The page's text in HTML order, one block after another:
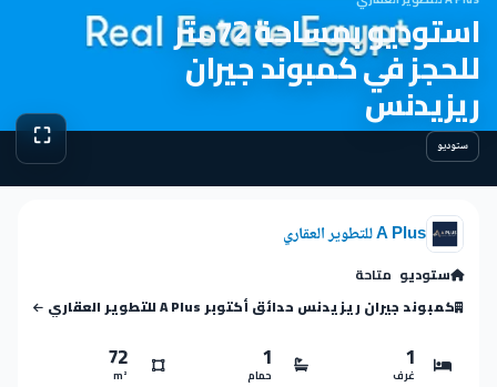
استوديو بمساحة 72متر
للحجز في كمبوند جيران
ريزيدنس
ستوديو ⛶عرض
A Plus للتطوير العقاري
ستوديو متاحة
كمبوند جيران ريزيدنس حدائق أكتوبر A Plus للتطوير العقاري
1
غرف
1
حمام
72
m²